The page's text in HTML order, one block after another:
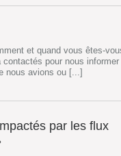
et quand vous êtes-
pour nous informer
nous avions ou [...]
par les flux